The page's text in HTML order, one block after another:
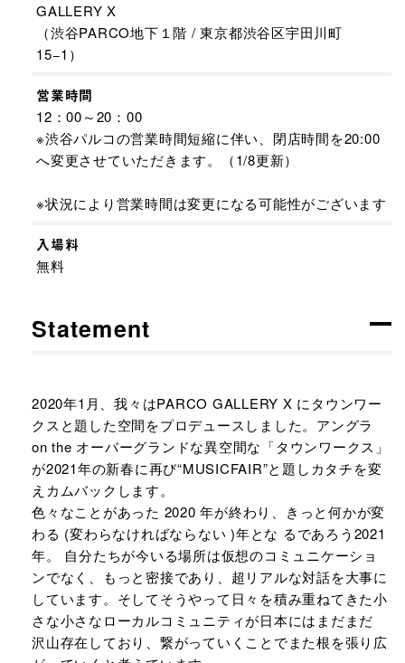
GALLERY X
（渋谷PARCO地下１階 / 東京都渋谷区宇田川町
15−1）
営業時間
12：00～20：00
※渋谷パルコの営業時間短縮に伴い、閉店時間を20:00
へ変更させていただきます。（1/8更新）
※状況により営業時間は変更になる可能性がございます​
入場料
無料
Statement
2020年1月、我々はPARCO GALLERY X にタウンワー
クスと題した空間をプロデュースしました。アングラ
on the オーバーグランドな異空間な「タウンワークス」
が2021年の新春に再び“MUSICFAIR”と題しカタチを変
えカムバックします。
色々なことがあった 2020 年が終わり、きっと何かが変
わる (変わらなければならない )年とな るであろう2021
年。 自分たちが今いる場所は仮想のコミュニケーショ
ンでなく、もっと密接であり、超リアルな対話を大事に
しています。そしてそうやって日々を積み重ねてきた小
さな小さなローカルコミュニティが日本にはまだまだ
沢山存在しており、繋がっていくことでまた根を張り広